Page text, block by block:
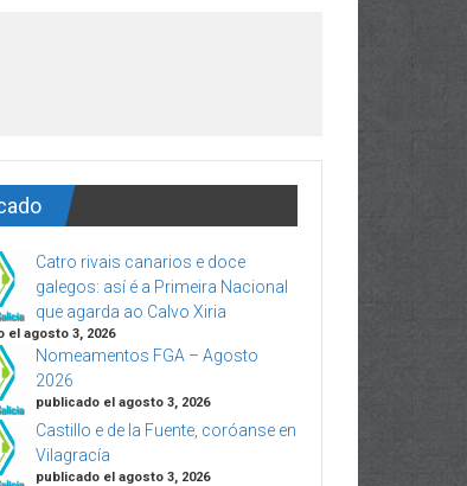
Catro rivais canarios e doce
galegos: así é a Primeira Nacional
que agarda ao Calvo Xiria
el agosto 3, 2026
Nomeamentos FGA – Agosto
2026
publicado el agosto 3, 2026
Castillo e de la Fuente, coróanse en
Vilagracía
publicado el agosto 3, 2026